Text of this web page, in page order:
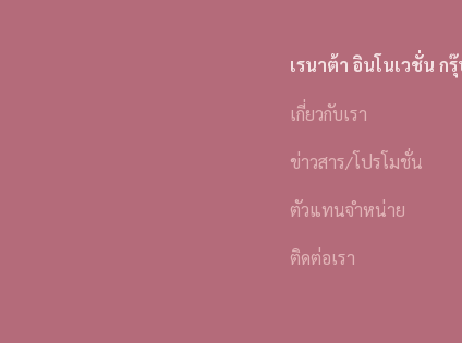
เรนาต้า อินโนเวชั่น ก
เกี่ยวกับเรา
ข่าวสาร/โปรโมชั่น
ตัวแทนจำหน่าย
ติดต่อเรา